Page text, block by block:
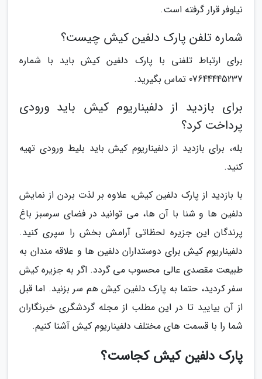
نیلوفر قرار گرفته است.
شماره تلفن پارک دلفین کیش چیست؟
برای ارتباط تلفنی با پارک دلفین کیش باید با شماره
07644445237 تماس بگیرید.
برای بازدید از دلفیناریوم کیش باید ورودی
پرداخت کرد؟
بله، برای بازدید از دلفیناریوم کیش باید بلیط ورودی تهیه
کنید.
با بازدید از پارک دلفین کیش، علاوه بر لذت بردن از نمایش
دلفین ها و شنا با آن ها، می توانید در فضای سرسبز باغ
پرندگان این جزیره لحظاتی آرامش بخش را سپری کنید.
دلفیناریوم کیش برای دوستداران دلفین ها و علاقه مندان به
طبیعت مقصدی عالی محسوب می گردد. اگر به جزیره کیش
سفر کردید، حتما به پارک دلفین کیش هم سر بزنید. اما قبل
از آن بیایید تا در این مطلب از مجله گردشگری خبرنگاران
شما را با قسمت های مختلف دلفیناریوم کیش آشنا کنیم.
پارک دلفین کیش کجاست؟